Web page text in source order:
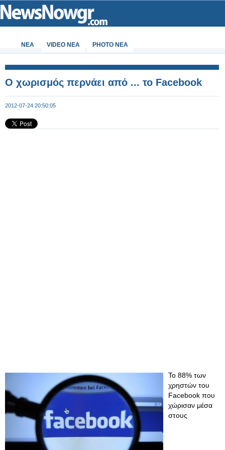
ΝΕΑ VIDEO NEA PHOTO NEA
Ο χωρισμός περνάει από ... το Facebook
2012-07-24 20:50:05
To 88% των
χρηστών του
Facebook που
χώρισαν μέσα
στους